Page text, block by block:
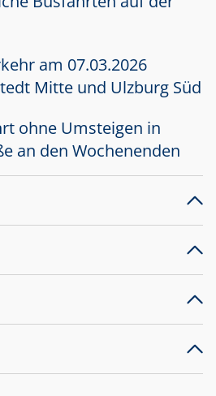
am 07.03.2026
Mitte und Ulzburg Süd
ohne Umsteigen in
an den Wochenenden
Bauarbeiten am
der Bahnstraße in
den